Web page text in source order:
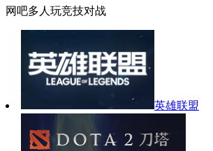
网吧多人玩竞技对战
英雄联盟